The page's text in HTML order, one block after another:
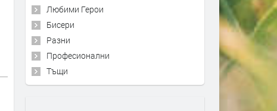
Любими Герои
Бисери
Разни
Професионални
Тъщи